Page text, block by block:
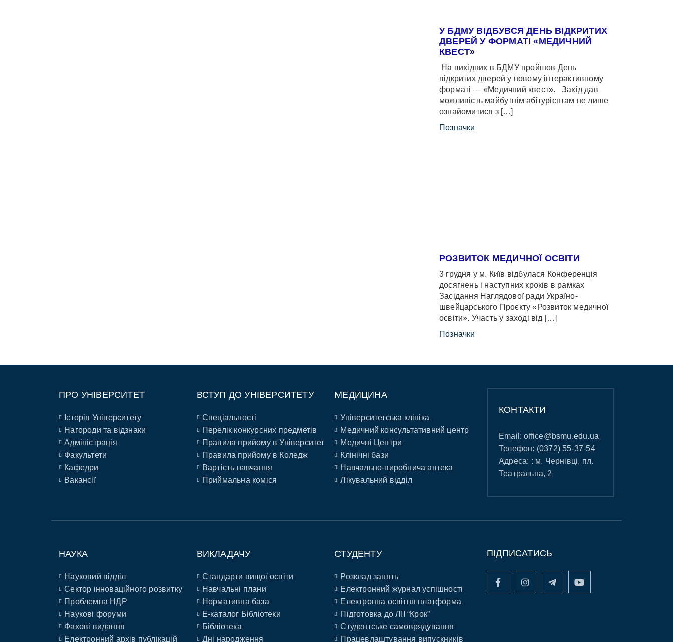
У БДМУ ВІДБУВСЯ ДЕНЬ ВІДКРИТИХ
ДВЕРЕЙ У ФОРМАТІ «МЕДИЧНИЙ
КВЕСТ»
На вихідних в БДМУ пройшов День
відкритих дверей у новому інтерактивному
форматі — «Медичний квест». Захід дав
можливість майбутнім абітурієнтам не лише
ознайомитися з […]
Позначки
РОЗВИТОК МЕДИЧНОЇ ОСВІТИ
3 грудня у м. Київ відбулася Конференція
досягнень і наступних кроків в рамках
Засідання Наглядової ради Україно-
швейцарського Проєкту «Розвиток медичної
освіти». Участь у заході від […]
Позначки
ПРО УНІВЕРСИТЕТ
Історія Університету
Нагороди та відзнаки
Адміністрація
Факультети
Кафедри
Вакансії
ВСТУП ДО УНІВЕРСИТЕТУ
Спеціальності
Перелік конкурсних предметів
Правила прийому в Університет
Правила прийому в Коледж
Вартість навчання
Приймальна коміся
МЕДИЦИНА
Університетська клініка
Медичний консультативний центр
Медичні Центри
Клінічні бази
Навчально-виробнича аптека
Лікувальний відділ
КОНТАКТИ
Email:office@bsmu.edu.ua
Телефон: (0372) 55-37-54
Адреса: : м. Чернівці, пл.
Театральна, 2
НАУКА
Науковий відділ
Сектор інноваційного розвитку
Проблемна НДР
Наукові форуми
Фахові видання
Електронний архів публікацій
ВИКЛАДАЧУ
Стандарти вищої освіти
Навчальні плани
Нормативна база
E-каталог Бібліотеки
Бібліотека
Дні народження
СТУДЕНТУ
Розклад занять
Електронний журнал успішності
Електронна освітня платформа
Підготовка до ЛІІ “Крок”
Студентське самоврядування
Працевлаштування випускників
ПІДПИСАТИСЬ